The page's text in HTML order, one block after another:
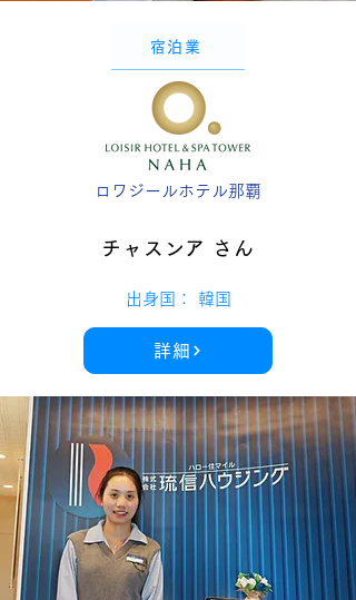
宿泊業
ロワジールホテル那覇
チャスンア さん
出身国： 韓国
詳細